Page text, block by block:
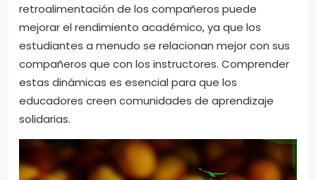
retroalimentación de los compañeros puede
mejorar el rendimiento académico, ya que los
estudiantes a menudo se relacionan mejor con sus
compañeros que con los instructores. Comprender
estas dinámicas es esencial para que los
educadores creen comunidades de aprendizaje
solidarias.